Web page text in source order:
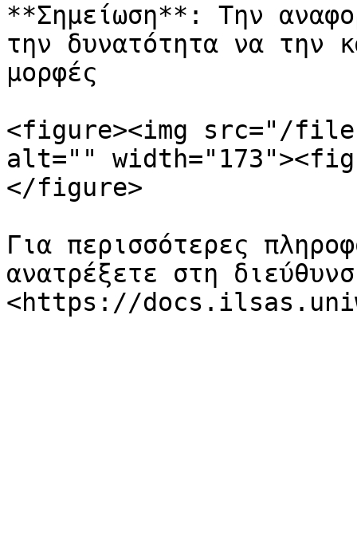
**Σημείωση**: Την
την δυνατότητα να την
μορφές
<figure><img src="/
alt=""
</figure>
Για περισσότερες
ανατρέξετε στη